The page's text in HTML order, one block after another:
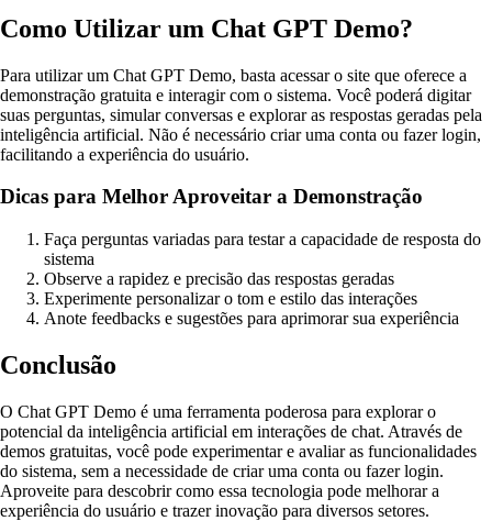
Como Utilizar um Chat GPT Demo?
Para utilizar um Chat GPT Demo, basta acessar o site que oferece a
demonstração gratuita e interagir com o sistema. Você poderá digitar
suas perguntas, simular conversas e explorar as respostas geradas pela
inteligência artificial. Não é necessário criar uma conta ou fazer login,
facilitando a experiência do usuário.
Dicas para Melhor Aproveitar a Demonstração
Faça perguntas variadas para testar a capacidade de resposta do
sistema
Observe a rapidez e precisão das respostas geradas
Experimente personalizar o tom e estilo das interações
Anote feedbacks e sugestões para aprimorar sua experiência
Conclusão
O Chat GPT Demo é uma ferramenta poderosa para explorar o
potencial da inteligência artificial em interações de chat. Através de
demos gratuitas, você pode experimentar e avaliar as funcionalidades
do sistema, sem a necessidade de criar uma conta ou fazer login.
Aproveite para descobrir como essa tecnologia pode melhorar a
experiência do usuário e trazer inovação para diversos setores.